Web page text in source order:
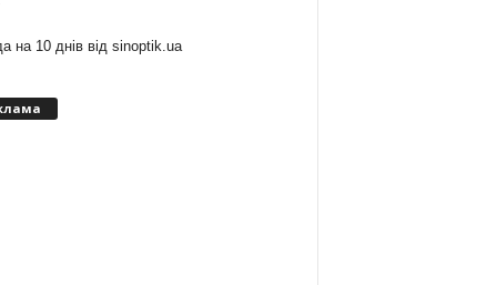
на 10 днів від sinoptik.ua